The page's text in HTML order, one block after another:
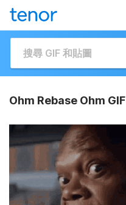
Ohm Rebase Ohm GIF